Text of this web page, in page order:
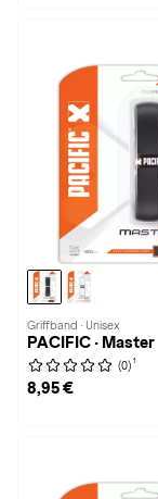
Griffband · Unisex
PACIFIC · Master
(0) 1
8,95 €